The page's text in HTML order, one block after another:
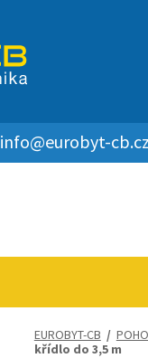
info@eurobyt-cb.cz
EUROBYT-CB /
křídlo do 3,5 m